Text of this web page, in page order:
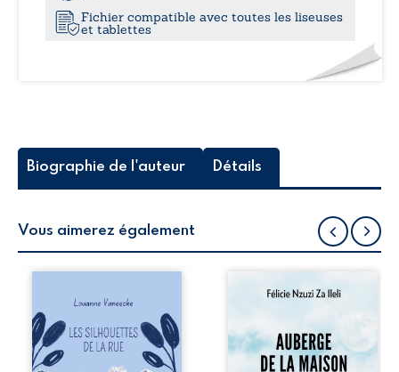
l’exploration
des
sur
le
Fichier compatible avec toutes les liseuses
et tablettes
Biographie de l'auteur Détails
Vous aimerez également
la rue donne la
parole à six
personnages
ordinaires,
traversés par des
Auberge de la
récit-témoignage
consacré au
parcours